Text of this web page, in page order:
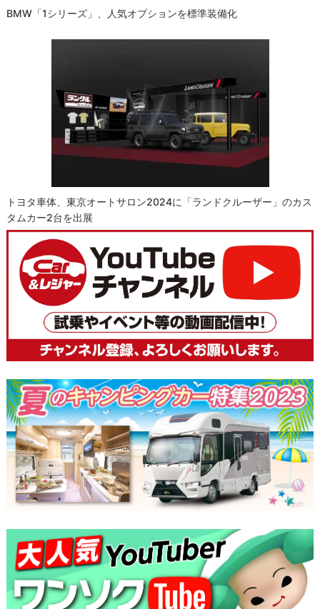
BMW「1シリーズ」、人気オプションを標準装備化
トヨタ車体、東京オートサロン2024に「ランドクルーザー」のカス
タムカー2台を出展